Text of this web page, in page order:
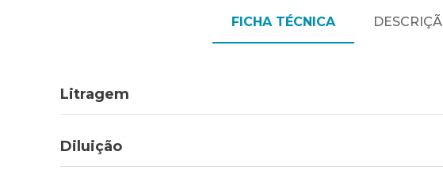
FICHA TÉCNICA
Litragem
Diluição